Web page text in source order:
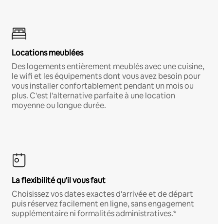
Locations meublées
Des logements entièrement meublés avec une cuisine,
le wifi et les équipements dont vous avez besoin pour
vous installer confortablement pendant un mois ou
plus. C'est l'alternative parfaite à une location
moyenne ou longue durée.
La flexibilité qu'il vous faut
Choisissez vos dates exactes d'arrivée et de départ
puis réservez facilement en ligne, sans engagement
supplémentaire ni formalités administratives.*